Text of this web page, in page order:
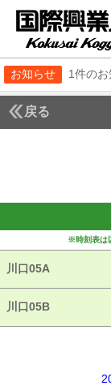
お知らせ 1件の
戻る
※時刻表は
川口05A
川口05B